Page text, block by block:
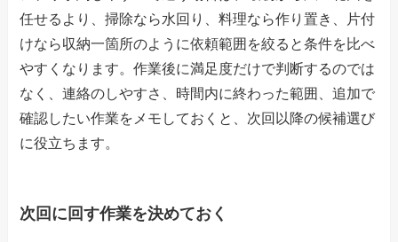
任せるより、掃除なら水回り、料理なら作り置き、片付
けなら収納一箇所のように依頼範囲を絞ると条件を比べ
やすくなります。作業後に満足度だけで判断するのでは
なく、連絡のしやすさ、時間内に終わった範囲、追加で
確認したい作業をメモしておくと、次回以降の候補選び
に役立ちます。
次回に回す作業を決めておく